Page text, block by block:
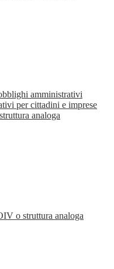
amministrativi
per cittadini e imprese
analoga
o struttura analoga